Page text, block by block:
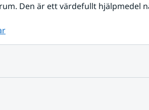
Den är ett värdefullt hjälpmedel